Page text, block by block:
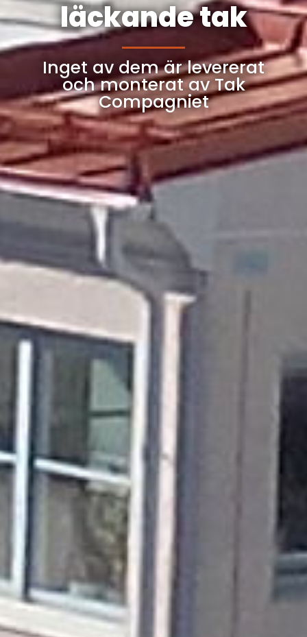
läckande tak
Inget av dem är levererat
och monterat av Tak
Compagniet